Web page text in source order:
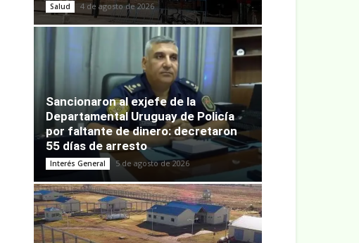
Salud 4 de agosto de 2026
Sancionaron al exjefe de la
Departamental Uruguay de Policía
por faltante de dinero: decretaron
55 días de arresto
Interés General 5 de agosto de 2026